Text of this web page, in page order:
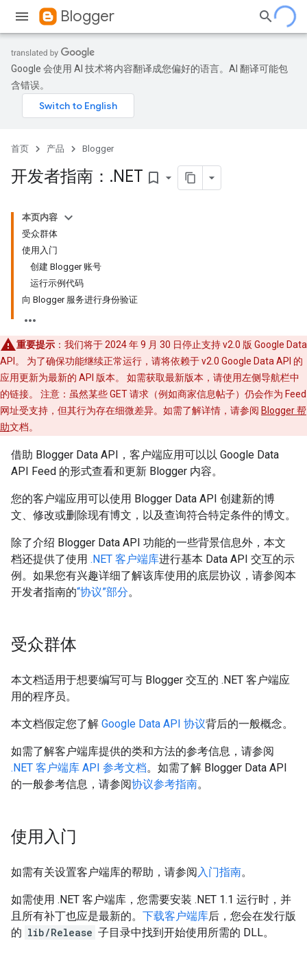
Blogger
Google 会使用 AI 技术将内容翻译成您偏好的语言。AI 翻译可能包
含错误。
首页 产品 Blogger
开发者指南： .NET bookmark_border
本页内容
受众群体
使用入门
创建 Blogger 账号
运行示例代码
向 Blogger 服务进行身份验证
重要提示 ：我们将于 2024 年 9 月 30 日停止支持 v2.0 版 Google Data
API。 为了确保功能继续正常运行，请将依赖于 v2.0 Google Data API 的
应用更新为最新的 API 版本。 如需获取最新版本，请使用左侧导航栏中
的链接。 注意：虽然某些 GET 请求（例如商家信息帖子）仍会作为 Feed
网址受支持，但其行为存在细微差异。如需了解详情，请参阅 Blogger 帮
助文档。
借助 Blogger Data API，客户端应用可以以 Google Data
API Feed 的形式查看和更新 Blogger 内容。
您的客户端应用可以使用 Blogger Data API 创建新的博
文、修改或删除现有博文，以及查询符合特定条件的博文。
除了介绍 Blogger Data API 功能的一些背景信息外，本文
档还提供了使用 .NET 客户端库进行基本 Data API 交互的示
例。如果您有兴趣详细了解该库使用的底层协议，请参阅本
开发者指南的“协议”部分。
受众群体
本文档适用于想要编写可与 Blogger 交互的 .NET 客户端应
用的程序员。
本文档假定您了解 Google Data API 协议背后的一般概念。
如需了解客户端库提供的类和方法的参考信息，请参阅
.NET 客户端库 API 参考文档。如需了解 Blogger Data API
的一般参考信息，请参阅协议参考指南。
使用入门
如需有关设置客户端库的帮助，请参阅入门指南。
如需使用 .NET 客户端库，您需要安装 .NET 1.1 运行时，并
且所有补丁也应是最新的。 下载客户端库后，您会在发行版
的 lib/Release 子目录中找到开始使用所需的 DLL。